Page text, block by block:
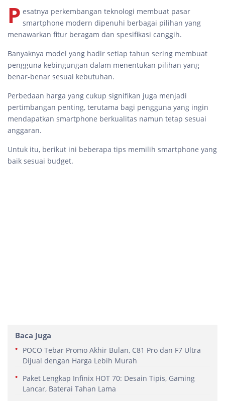
P esatnya perkembangan teknologi membuat pasar
smartphone modern dipenuhi berbagai pilihan yang
menawarkan fitur beragam dan spesifikasi canggih.
Banyaknya model yang hadir setiap tahun sering membuat
pengguna kebingungan dalam menentukan pilihan yang
benar-benar sesuai kebutuhan.
Perbedaan harga yang cukup signifikan juga menjadi
pertimbangan penting, terutama bagi pengguna yang ingin
mendapatkan smartphone berkualitas namun tetap sesuai
anggaran.
Untuk itu, berikut ini beberapa tips memilih smartphone yang
baik sesuai budget.
Baca Juga
POCO Tebar Promo Akhir Bulan, C81 Pro dan F7 Ultra
Dijual dengan Harga Lebih Murah
Paket Lengkap Infinix HOT 70: Desain Tipis, Gaming
Lancar, Baterai Tahan Lama